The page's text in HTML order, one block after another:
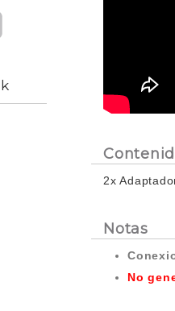
2x
Notas
No